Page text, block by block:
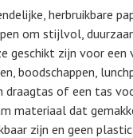
herbruikbare
om stijlvol,
geschikt zijn voor een
boodschappen,
draagtas of een tas
materiaal dat
zijn en geen